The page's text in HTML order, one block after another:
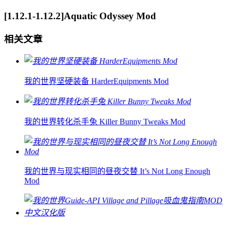
[1.12.1-1.12.2]Aquatic Odyssey Mod
相关文章
我的世界坚硬装备 HarderEquipments Mod
我的世界转化杀手兔 Killer Bunny Tweaks Mod
我的世界与现实相同的昼夜交替 It’s Not Long Enough
Mod